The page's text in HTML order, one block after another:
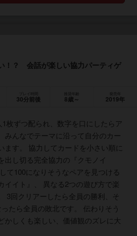
！？ 会話が楽しい協力パーティゲ
30分前後
推奨年齢
8歳～ 2019年
枚ずつ配られ、数字を口にしたらア
みんなでテーマに沿って自分のカー
ます。 協力してカードを小さい順に
出し切る完全協力の『クモノイ
て100になりそうなペアを見つける
イイト』、 異なる2つの遊び方で楽
3回クリアーしたら全員の勝利、そ
たら全員の敗北です。 伝わりそう
かしくも楽しい、価値観のズレに大